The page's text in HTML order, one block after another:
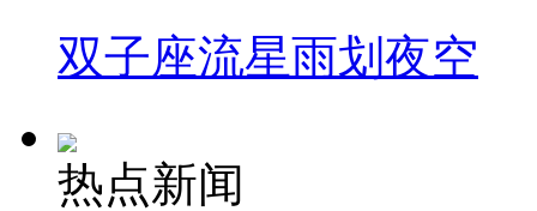
双子座流星雨划夜空
热点新闻